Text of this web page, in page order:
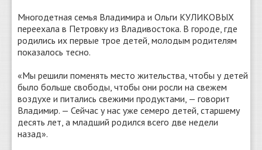
Многодетная семья Владимира и Ольги КУЛИКОВЫХ
переехала в Петровку из Владивостока. В городе, где
родились их первые трое детей, молодым родителям
показалось тесно.
«Мы решили поменять место жительства, чтобы у детей
было больше свободы, чтобы они росли на свежем
воздухе и питались свежими продуктами, — говорит
Владимир. — Сейчас у нас уже семеро детей, старшему
десять лет, а младший родился всего две недели
назад».